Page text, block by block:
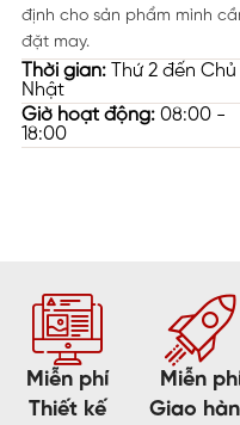
định cho sản phẩm mình
đặt may.
Thời gian:Thứ 2 đến Chủ
Nhật
Giờ hoạt động:08:00 -
18:00
Miễn phí
Thiết kế
Miễn
Giao